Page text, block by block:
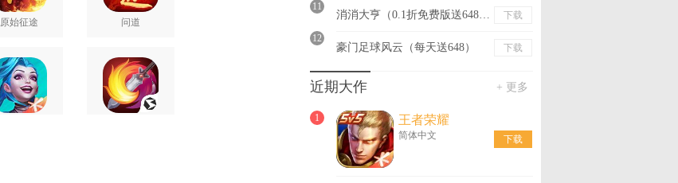
原始征途 问道
11
消消大亨（0.1折免费版送6480） 下载
12
豪门足球风云（每天送648） 下载
+ 更多
近期大作
1 王者荣耀
简体中文 下载